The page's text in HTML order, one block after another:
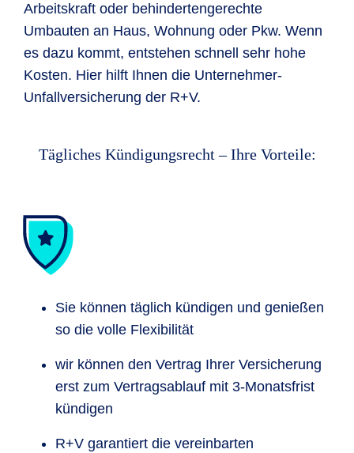
Arbeitskraft oder behindertengerechte
Umbauten an Haus, Wohnung oder Pkw. Wenn
es dazu kommt, entstehen schnell sehr hohe
Kosten. Hier hilft Ihnen die Unternehmer-
Unfallversicherung der R+V.
Tägliches Kündigungsrecht – Ihre Vorteile:
Sie können täglich kündigen und genießen
so die volle Flexibilität
wir können den Vertrag Ihrer Versicherung
erst zum Vertragsablauf mit 3-Monatsfrist
kündigen
R+V garantiert die vereinbarten